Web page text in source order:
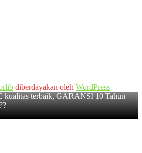
diberdayakan oleh WordPress
kualitas terbaik, GARANSI 10 Tahun